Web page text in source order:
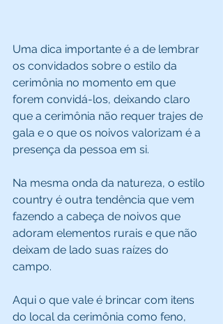
Uma dica importante é a de lembrar
os convidados sobre o estilo da
cerimônia no momento em que
forem convidá-los, deixando claro
que a cerimônia não requer trajes de
gala e o que os noivos valorizam é a
presença da pessoa em si.
Na mesma onda da natureza, o estilo
country é outra tendência que vem
fazendo a cabeça de noivos que
adoram elementos rurais e que não
deixam de lado suas raízes do
campo.
Aqui o que vale é brincar com itens
do local da cerimônia como feno,